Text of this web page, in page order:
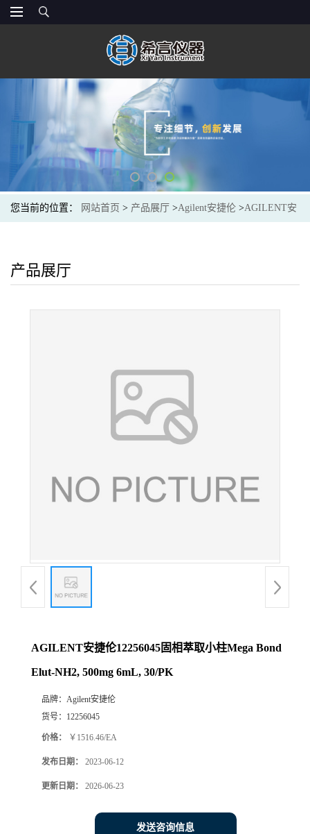
您当前的位置： 网站首页 > 产品展厅 >Agilent安捷伦 >AGILENT安
产品展厅
AGILENT安捷伦12256045固相萃取小柱Mega Bond
Elut-NH2, 500mg 6mL, 30/PK
品牌： Agilent安捷伦
货号： 12256045
价格： ￥1516.46/EA
发布日期： 2023-06-12
更新日期： 2026-06-23
发送咨询信息